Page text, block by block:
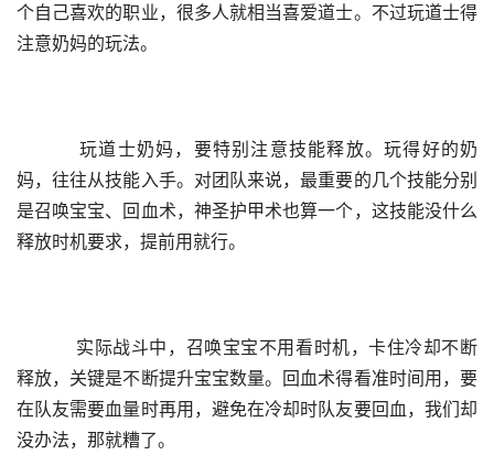
个自己喜欢的职业，很多人就相当喜爱道士。不过玩道士得
注意奶妈的玩法。
玩道士奶妈，要特别注意技能释放。玩得好的奶
妈，往往从技能入手。对团队来说，最重要的几个技能分别
是召唤宝宝、回血术，神圣护甲术也算一个，这技能没什么
释放时机要求，提前用就行。
实际战斗中，召唤宝宝不用看时机，卡住冷却不断
释放，关键是不断提升宝宝数量。回血术得看准时间用，要
在队友需要血量时再用，避免在冷却时队友要回血，我们却
没办法，那就糟了。